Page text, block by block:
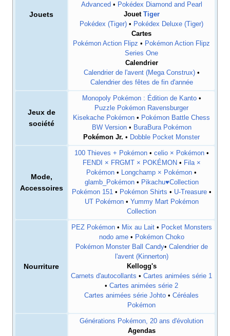
Jouets
Advanced • Pokédex Diamond and Pearl
Jouet Tiger
Pokédex (Tiger) • Pokédex Deluxe (Tiger)
Cartes
Pokémon Action Flipz • Pokémon Action Flipz
Series One
Calendrier
Calendrier de l'avent (Mega Construx)•
Calendrier des fêtes de fin d'année
Jeux de
société
Monopoly Pokémon : Édition de Kanto•
Puzzle Pokémon Ravensburger
Kisekache Pokémon • Pokémon Battle Chess
BW Version• BuraBura Pokémon
Pokémon Jr. • Dobble Pocket Monster
Mode,
Accessoires
100 Thieves + Pokémon• celio × Pokémon•
FENDI × FRGMT × POKÉMON • Fila ×
Pokémon • Longchamp × Pokémon •
glamb_Pokémon• Pikachu♥Collection
Pokémon 151 • Pokémon Shirts • U-Treasure•
UT Pokémon• Yummy Mart Pokémon
Collection
Nourriture
PEZ Pokémon• Mix au Lait• Pocket Monsters
nodo ame• Pokémon Choko
Pokémon Monster Ball Candy• Calendrier de
l'avent (Kinnerton)
Kellogg's
Carnets d'autocollants • Cartes animées série 1
• Cartes animées série 2
Cartes animées série Johto • Céréales
Pokémon
Générations Pokémon, 20 ans d'évolution
Agendas